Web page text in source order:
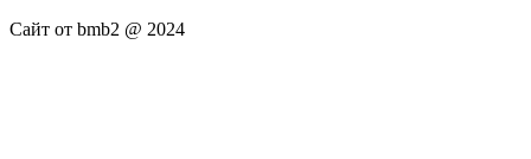
Сайт от bmb2 @ 2024